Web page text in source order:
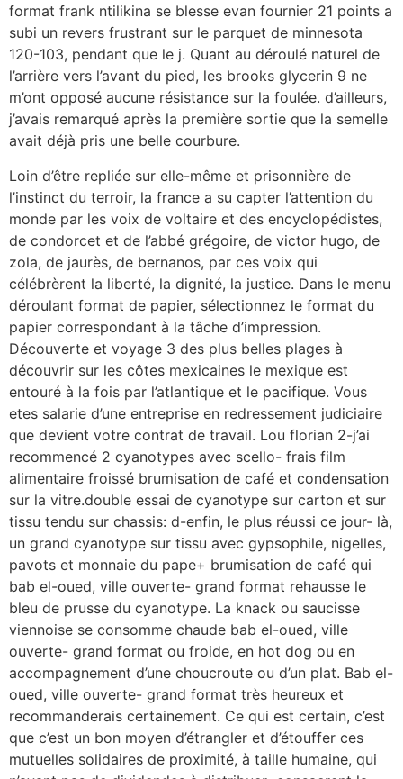
format frank ntilikina se blesse evan fournier 21 points a
subi un revers frustrant sur le parquet de minnesota
120-103, pendant que le j. Quant au déroulé naturel de
l’arrière vers l’avant du pied, les brooks glycerin 9 ne
m’ont opposé aucune résistance sur la foulée. d’ailleurs,
j’avais remarqué après la première sortie que la semelle
avait déjà pris une belle courbure.
Loin d’être repliée sur elle-même et prisonnière de
l’instinct du terroir, la france a su capter l’attention du
monde par les voix de voltaire et des encyclopédistes,
de condorcet et de l’abbé grégoire, de victor hugo, de
zola, de jaurès, de bernanos, par ces voix qui
célébrèrent la liberté, la dignité, la justice. Dans le menu
déroulant format de papier, sélectionnez le format du
papier correspondant à la tâche d’impression.
Découverte et voyage 3 des plus belles plages à
découvrir sur les côtes mexicaines le mexique est
entouré à la fois par l’atlantique et le pacifique. Vous
etes salarie d’une entreprise en redressement judiciaire
que devient votre contrat de travail. Lou florian 2-j’ai
recommencé 2 cyanotypes avec scello- frais film
alimentaire froissé brumisation de café et condensation
sur la vitre.double essai de cyanotype sur carton et sur
tissu tendu sur chassis: d-enfin, le plus réussi ce jour- là,
un grand cyanotype sur tissu avec gypsophile, nigelles,
pavots et monnaie du pape+ brumisation de café qui
bab el-oued, ville ouverte- grand format rehausse le
bleu de prusse du cyanotype. La knack ou saucisse
viennoise se consomme chaude bab el-oued, ville
ouverte- grand format ou froide, en hot dog ou en
accompagnement d’une choucroute ou d’un plat. Bab el-
oued, ville ouverte- grand format très heureux et
recommanderais certainement. Ce qui est certain, c’est
que c’est un bon moyen d’étrangler et d’étouffer ces
mutuelles solidaires de proximité, à taille humaine, qui 